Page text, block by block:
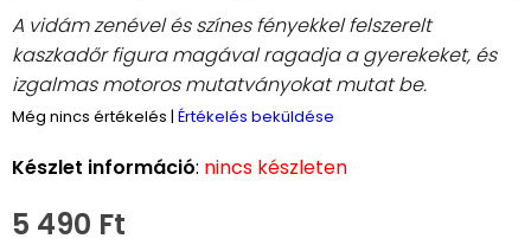
A vidám zenével és színes fényekkel felszerelt
kaszkadőr figura magával ragadja a gyerekeket, és
izgalmas motoros mutatványokat mutat be.
Még nincs értékelés | Értékelés beküldése
Készlet információ: nincs készleten
5 490 Ft